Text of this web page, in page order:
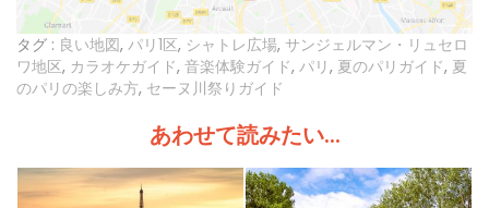
タグ : 良い地図, パリ1区, シャトレ広場, サンジェルマン・リュセロ
ワ地区, カラオケガイド, 音楽体験ガイド, パリ, 夏のパリガイド, 夏
のパリの楽しみ方, セーヌ川祭りガイド
あわせて読みたい...